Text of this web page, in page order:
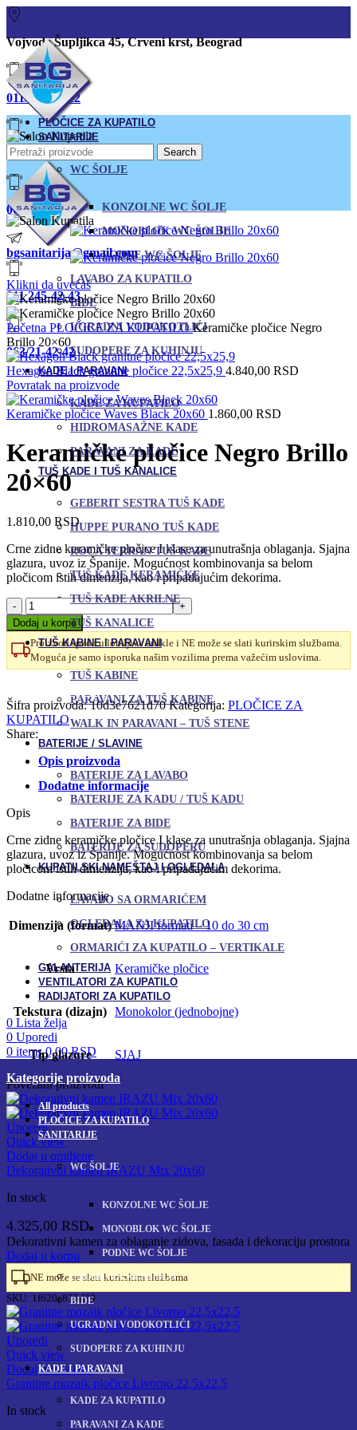
Vojvode Šupljikca 45, Crveni krst, Beograd
011/380-80-12
011/245-42-43
063/21-42-42
bgsanitarija@gmail.com
011 245-42-43
063/21-42-42
Search
PLOČICE ZA KUPATILO
SANITARIJE
WC ŠOLJE
KONZOLNE WC ŠOLJE
MONOBLOK WC ŠOLJE
PODNE WC ŠOLJE
LAVABO ZA KUPATILO
BIDE
UGRADNI VODOKOTLIĆI
SUDOPERE ZA KUHINJU
KADE I PARAVANI
KADE ZA KUPATILO
HIDROMASAŽNE KADE
PARAVANI ZA KADE
TUŠ KADE I TUŠ KANALICE
GEBERIT SESTRA TUŠ KADE
HUPPE PURANO TUŠ KADE
ROCA TERRAN TUŠ KADE
TUŠ KADE KERAMIČKE
TUŠ KADE AKRILNE
TUŠ KANALICE
TUŠ KABINE I PARAVANI
TUŠ KABINE
PARAVANI ZA TUŠ KABINE
WALK IN PARAVANI – TUŠ STENE
BATERIJE / SLAVINE
BATERIJE ZA LAVABO
BATERIJE ZA KADU / TUŠ KADU
BATERIJE ZA BIDE
BATERIJE ZA SUDOPERU
KUPATILSKI NAMEŠTAJ I OGLEDALA
LAVABO SA ORMARIĆEM
OGLEDALA ZA KUPATILO
ORMARIĆI ZA KUPATILO – VERTIKALE
GALANTERIJA
VENTILATORI ZA KUPATILO
RADIJATORI ZA KUPATILO
0 Lista želja
0 Uporedi
0 items 0,00RSD
Kategorije proizvoda
Allproducts
PLOČICE ZA KUPATILO
SANITARIJE
WC ŠOLJE
KONZOLNE WC ŠOLJE
MONOBLOK WC ŠOLJE
PODNE WC ŠOLJE
LAVABO ZA KUPATILO
BIDE
UGRADNI VODOKOTLIĆI
SUDOPERE ZA KUHINJU
KADE I PARAVANI
KADE ZA KUPATILO
PARAVANI ZA KADE
Klikni da uvećaš
Početna PLOČICE ZA KUPATILOKeramičke pločice Negro
Brillo 20×60
Hexagon Black granitne pločice 22,5x25,9 4.840,00 RSD
Povratak na proizvode
Keramičke pločice Waves Black 20x60 1.860,00 RSD
Keramičke pločice Negro Brillo
20×60
1.810,00 RSD
Crne zidne keramičke pločice I klase za unutrašnja oblaganja. Sjajna
glazura, uvoz iz Španije. Mogućnost kombinovanja sa belom
pločicom istih dimenzija, kao i pripadajućim dekorima.
Keramičke
pločice
Negro
Brillo
20x60
količina
Dodaj u korpu
Proizvod spada u lomljive artikle i NE može se slati kurirskim službama.
Moguća je samo isporuka našim vozilima prema važećim uslovima.
Šifra proizvoda:10d3e7621d70Kategorija: PLOČICE ZA
KUPATILO
Share:
Opis proizvoda
Dodatne informacije
Opis
Crne zidne keramičke pločice I klase za unutrašnja oblaganja. Sjajna
glazura, uvoz iz Španije. Mogućnost kombinovanja sa belom
pločicom istih dimenzija, kao i pripadajućim dekorima.
Dodatne informacije
Dimenzija (format) MANJI formati – 10 do 30 cm
Vrsta Keramičke pločice
Tekstura (dizajn) Monokolor (jednobojne)
Tip glazure SJAJ
Povezani proizvodi
Uporedi
Quick view
Dodaj u omiljene
Dekorativni kamen IRAZU Mix 20x60
In stock
4.325,00 RSD
Dekorativni kamen za oblaganje zidova, fasada i dekoraciju prostora
Dodaj u korpu
NE može se slati kurirskim službama
SKU: 1f620e835d29
Uporedi
Quick view
Dodaj u omiljene
Granitne mozaik pločice Livorno 22,5x22,5
In stock